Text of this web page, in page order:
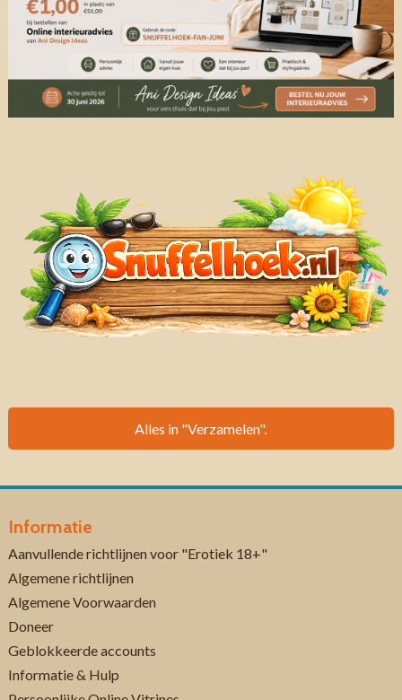
Alles in "Verzamelen".
Informatie
Aanvullende richtlijnen voor "Erotiek 18+"
Algemene richtlijnen
Algemene Voorwaarden
Doneer
Geblokkeerde accounts
Informatie & Hulp